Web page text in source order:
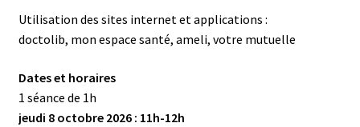
Utilisation des sites internet et applications :
doctolib, mon espace santé, ameli, votre mutuelle
Dates et horaires
1 séance de 1h
jeudi 8 octobre 2026 : 11h-12h